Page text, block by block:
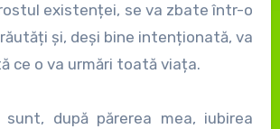
existenței, se va zbate într-o
și, deși bine intenționată, va
ce o va urmări toată viața.
sunt, după părerea mea, iubirea